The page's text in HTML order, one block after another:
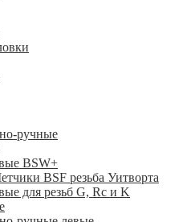
ручные
BSW+
BSF резьба Уитворта
для резьб G, Rc и K